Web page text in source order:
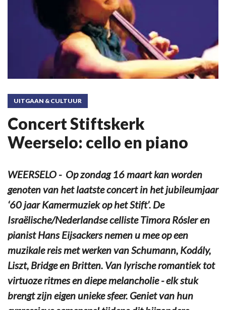
UITGAAN & CULTUUR
Concert Stiftskerk
Weerselo: cello en piano
WEERSELO - Op zondag 16 maart kan worden
genoten van het laatste concert in het jubileumjaar
‘60 jaar Kamermuziek op het Stift’. De
Israëlische/Nederlandse celliste Timora Rósler en
pianist Hans Eijsackers nemen u mee op een
muzikale reis met werken van Schumann, Kodály,
Liszt, Bridge en Britten. Van lyrische romantiek tot
virtuoze ritmes en diepe melancholie - elk stuk
brengt zijn eigen unieke sfeer. Geniet van hun